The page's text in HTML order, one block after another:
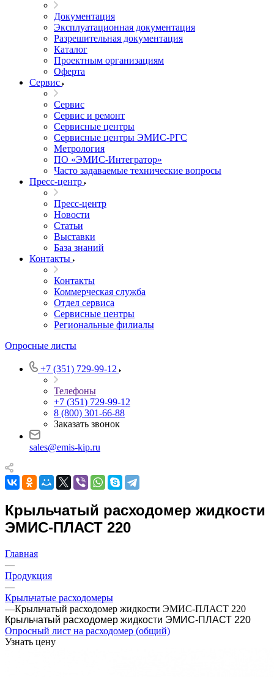
Документация
Эксплуатационная документация
Разрешительная документация
Каталог
Проектным организациям
Оферта
Сервис
Сервис
Сервис и ремонт
Сервисные центры
Сервисные центры ЭМИС-РГС
Метрология
ПО «ЭМИС-Интегратор»
Часто задаваемые технические вопросы
Пресс-центр
Пресс-центр
Новости
Статьи
Выставки
База знаний
Контакты
Контакты
Коммерческая служба
Отдел сервиса
Сервисные центры
Региональные филиалы
Опросные листы
+7 (351) 729-99-12
Телефоны
+7 (351) 729-99-12
8 (800) 301-66-88
Заказать звонок
sales@emis-kip.ru
Крыльчатый расходомер жидкости
ЭМИС-ПЛАСТ 220
Главная
—
Продукция
—
Крыльчатые расходомеры
—Крыльчатый расходомер жидкости ЭМИС-ПЛАСТ 220
Крыльчатый расходомер жидкости ЭМИС-ПЛАСТ 220
Опросный лист на расходомер (общий)
Узнать цену